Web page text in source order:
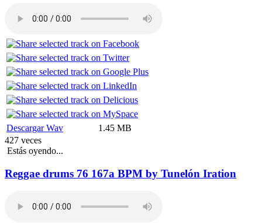
Descargar Wav
1.45 MB
427 veces
Estás oyendo...
Reggae drums 76 167a BPM by Tunelón Iration